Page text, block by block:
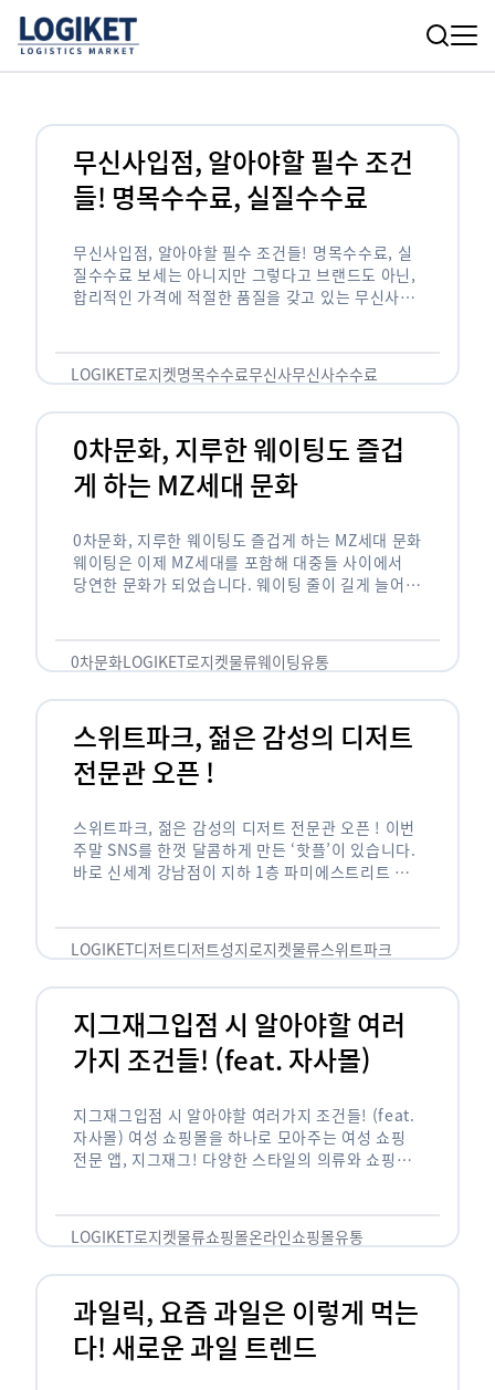
무신사입점, 알아야할 필수 조건
들! 명목수수료, 실질수수료
무신사입점, 알아야할 필수 조건들! 명목수수료, 실
질수수료 보세는 아니지만 그렇다고 브랜드도 아닌,
합리적인 가격에 적절한 품질을 갖고 있는 무신사!
LOGIKET로지켓명목수수료무신사무신사수수료
0차문화, 지루한 웨이팅도 즐겁
게 하는 MZ세대 문화
0차문화, 지루한 웨이팅도 즐겁게 하는 MZ세대 문화
웨이팅은 이제 MZ세대를 포함해 대중들 사이에서
당연한 문화가 되었습니다. 웨이팅 줄이 길게 늘어서
0차문화LOGIKET로지켓물류웨이팅유통
스위트파크, 젊은 감성의 디저트
전문관 오픈 !
스위트파크, 젊은 감성의 디저트 전문관 오픈 ! 이번
주말 SNS를 한껏 달콤하게 만든 ‘핫플’이 있습니다.
바로 신세계 강남점이 지하 1층 파미에스트리트 분
LOGIKET디저트디저트성지로지켓물류스위트파크
지그재그입점 시 알아야할 여러
가지 조건들! (feat. 자사몰)
지그재그입점 시 알아야할 여러가지 조건들! (feat.
자사몰) 여성 쇼핑몰을 하나로 모아주는 여성 쇼핑
전문 앱, 지그재그! 다양한 스타일의 의류와 쇼핑몰
LOGIKET로지켓물류쇼핑몰온라인쇼핑몰유통
과일릭, 요즘 과일은 이렇게 먹는
다! 새로운 과일 트렌드